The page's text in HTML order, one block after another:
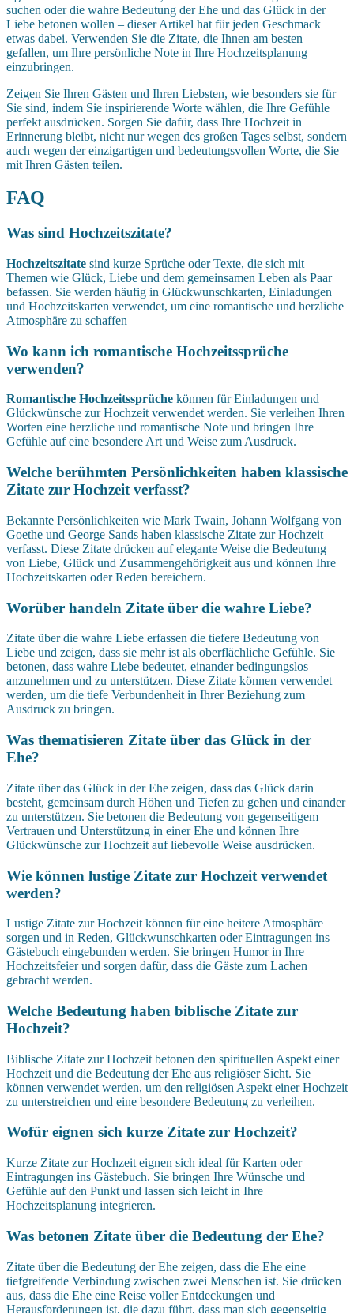
suchen oder die wahre Bedeutung der Ehe und das Glück in der
Liebe betonen wollen – dieser Artikel hat für jeden Geschmack
etwas dabei. Verwenden Sie die Zitate, die Ihnen am besten
gefallen, um Ihre persönliche Note in Ihre Hochzeitsplanung
einzubringen.
Zeigen Sie Ihren Gästen und Ihren Liebsten, wie besonders sie für
Sie sind, indem Sie inspirierende Worte wählen, die Ihre Gefühle
perfekt ausdrücken. Sorgen Sie dafür, dass Ihre Hochzeit in
Erinnerung bleibt, nicht nur wegen des großen Tages selbst, sondern
auch wegen der einzigartigen und bedeutungsvollen Worte, die Sie
mit Ihren Gästen teilen.
FAQ
Was sind Hochzeitszitate?
Hochzeitszitate sind kurze Sprüche oder Texte, die sich mit
Themen wie Glück, Liebe und dem gemeinsamen Leben als Paar
befassen. Sie werden häufig in Glückwunschkarten, Einladungen
und Hochzeitskarten verwendet, um eine romantische und herzliche
Atmosphäre zu schaffen
Wo kann ich romantische Hochzeitssprüche
verwenden?
Romantische Hochzeitssprüche können für Einladungen und
Glückwünsche zur Hochzeit verwendet werden. Sie verleihen Ihren
Worten eine herzliche und romantische Note und bringen Ihre
Gefühle auf eine besondere Art und Weise zum Ausdruck.
Welche berühmten Persönlichkeiten haben klassische
Zitate zur Hochzeit verfasst?
Bekannte Persönlichkeiten wie Mark Twain, Johann Wolfgang von
Goethe und George Sands haben klassische Zitate zur Hochzeit
verfasst. Diese Zitate drücken auf elegante Weise die Bedeutung
von Liebe, Glück und Zusammengehörigkeit aus und können Ihre
Hochzeitskarten oder Reden bereichern.
Worüber handeln Zitate über die wahre Liebe?
Zitate über die wahre Liebe erfassen die tiefere Bedeutung von
Liebe und zeigen, dass sie mehr ist als oberflächliche Gefühle. Sie
betonen, dass wahre Liebe bedeutet, einander bedingungslos
anzunehmen und zu unterstützen. Diese Zitate können verwendet
werden, um die tiefe Verbundenheit in Ihrer Beziehung zum
Ausdruck zu bringen.
Was thematisieren Zitate über das Glück in der
Ehe?
Zitate über das Glück in der Ehe zeigen, dass das Glück darin
besteht, gemeinsam durch Höhen und Tiefen zu gehen und einander
zu unterstützen. Sie betonen die Bedeutung von gegenseitigem
Vertrauen und Unterstützung in einer Ehe und können Ihre
Glückwünsche zur Hochzeit auf liebevolle Weise ausdrücken.
Wie können lustige Zitate zur Hochzeit verwendet
werden?
Lustige Zitate zur Hochzeit können für eine heitere Atmosphäre
sorgen und in Reden, Glückwunschkarten oder Eintragungen ins
Gästebuch eingebunden werden. Sie bringen Humor in Ihre
Hochzeitsfeier und sorgen dafür, dass die Gäste zum Lachen
gebracht werden.
Welche Bedeutung haben biblische Zitate zur
Hochzeit?
Biblische Zitate zur Hochzeit betonen den spirituellen Aspekt einer
Hochzeit und die Bedeutung der Ehe aus religiöser Sicht. Sie
können verwendet werden, um den religiösen Aspekt einer Hochzeit
zu unterstreichen und eine besondere Bedeutung zu verleihen.
Wofür eignen sich kurze Zitate zur Hochzeit?
Kurze Zitate zur Hochzeit eignen sich ideal für Karten oder
Eintragungen ins Gästebuch. Sie bringen Ihre Wünsche und
Gefühle auf den Punkt und lassen sich leicht in Ihre
Hochzeitsplanung integrieren.
Was betonen Zitate über die Bedeutung der Ehe?
Zitate über die Bedeutung der Ehe zeigen, dass die Ehe eine
tiefgreifende Verbindung zwischen zwei Menschen ist. Sie drücken
aus, dass die Ehe eine Reise voller Entdeckungen und
Herausforderungen ist, die dazu führt, dass man sich gegenseitig